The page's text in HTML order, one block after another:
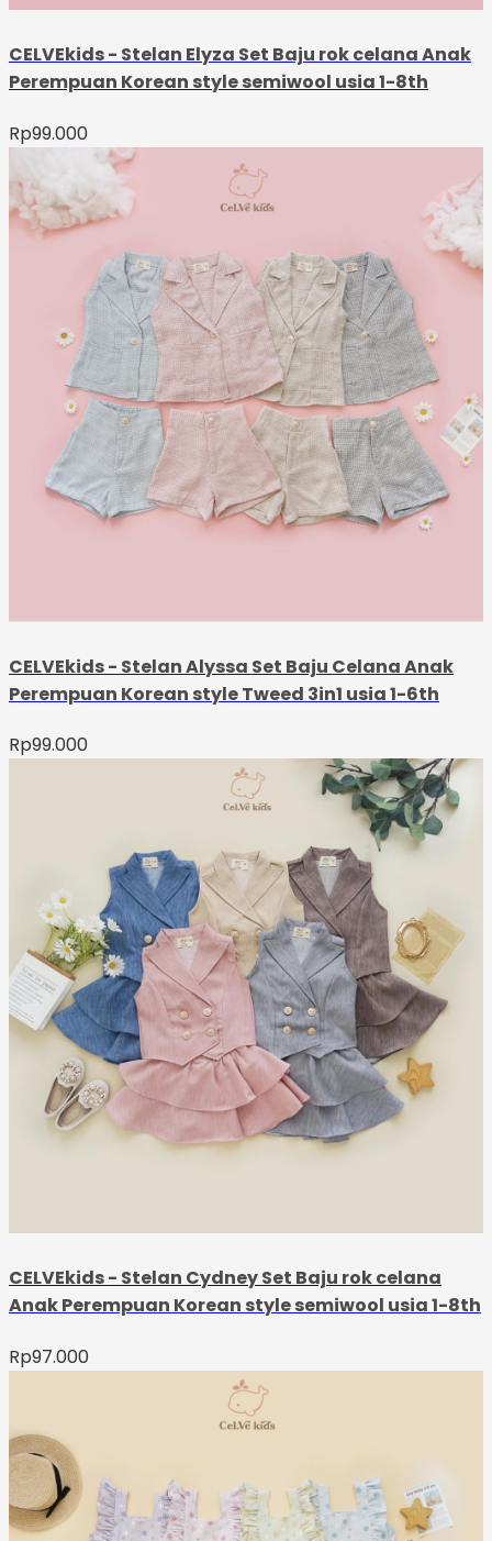
CELVEkids - Stelan Elyza Set Baju rok celana Anak
Perempuan Korean style semiwool usia 1-8th
Rp99.000
CELVEkids - Stelan Alyssa Set Baju Celana Anak
Perempuan Korean style Tweed 3in1 usia 1-6th
Rp99.000
CELVEkids - Stelan Cydney Set Baju rok celana
Anak Perempuan Korean style semiwool usia 1-8th
Rp97.000